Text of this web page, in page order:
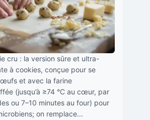
cru : la version sûre et ultra-
à cookies, conçue pour se
et avec la farine
(jusqu’à ≥74 °C au cœur, par
ou 7–10 minutes au four) pour
on remplace...